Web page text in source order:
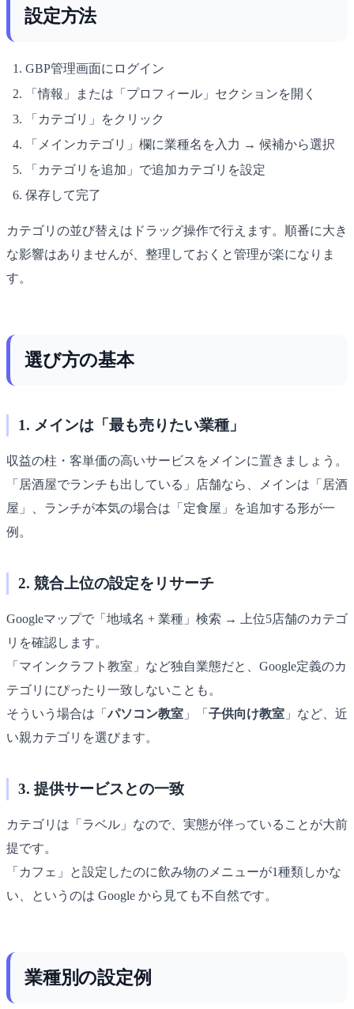
設定方法
GBP管理画面にログイン
「情報」または「プロフィール」セクションを開く
「カテゴリ」をクリック
「メインカテゴリ」欄に業種名を入力 → 候補から選択
「カテゴリを追加」で追加カテゴリを設定
保存して完了
カテゴリの並び替えはドラッグ操作で行えます。順番に大き
な影響はありませんが、整理しておくと管理が楽になりま
す。
選び方の基本
1. メインは「最も売りたい業種」
収益の柱・客単価の高いサービスをメインに置きましょう。
「居酒屋でランチも出している」店舗なら、メインは「居酒
屋」、ランチが本気の場合は「定食屋」を追加する形が一
例。
2. 競合上位の設定をリサーチ
Googleマップで「地域名 + 業種」検索 → 上位5店舗のカテゴ
リを確認します。
「マインクラフト教室」など独自業態だと、Google定義のカ
テゴリにぴったり一致しないことも。
そういう場合は「パソコン教室 」「 子供向け教室 」など、近
い親カテゴリを選びます。
3. 提供サービスとの一致
カテゴリは「ラベル」なので、実態が伴っていることが大前
提です。
「カフェ」と設定したのに飲み物のメニューが1種類しかな
い、というのは Google から見ても不自然です。
業種別の設定例